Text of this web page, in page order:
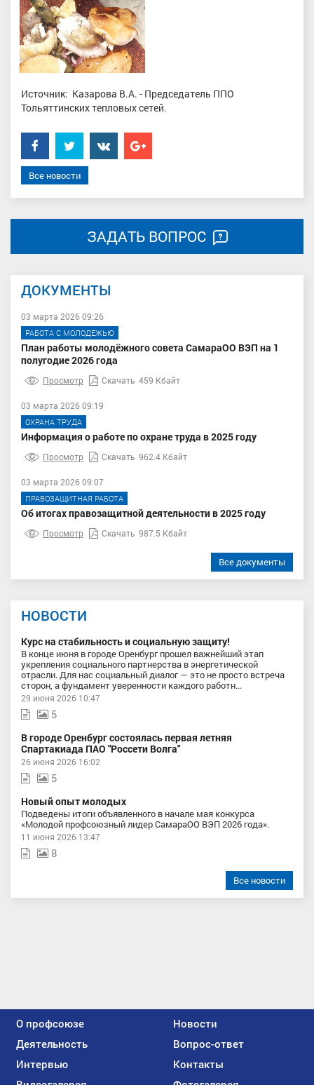
Источник: Казарова В.А. - Председатель ППО
Тольяттинских тепловых сетей.
FacebookTwitter���������
Google+
Все новости
ЗАДАТЬ ВОПРОС
ДОКУМЕНТЫ
03 марта 2026 09:26
РАБОТА С МОЛОДЕЖЬЮ
План работы молодёжного совета СамараОО ВЭП на 1
полугодие 2026 года
Просмотр Скачать 459 Кбайт
03 марта 2026 09:19
ОХРАНА ТРУДА
Информация о работе по охране труда в 2025 году
Просмотр Скачать 962.4 Кбайт
03 марта 2026 09:07
ПРАВОЗАЩИТНАЯ РАБОТА
Об итогах правозащитной деятельности в 2025 году
Просмотр Скачать 987.5 Кбайт
Все документы
НОВОСТИ
Курс на стабильность и социальную защиту!
В конце июня в городе Оренбург прошел важнейший этап
укрепления социального партнерства в энергетической
отрасли. Для нас социальный диалог — это не просто встреча
сторон, а фундамент уверенности каждого работн...
29 июня 2026 10:47
5
В городе Оренбург состоялась первая летняя
Спартакиада ПАО "Россети Волга"
26 июня 2026 16:02
5
Новый опыт молодых
Подведены итоги объявленного в начале мая конкурса
«Молодой профсоюзный лидер СамараОО ВЭП 2026 года».
11 июня 2026 13:47
8
Все новости
О профсоюзе
Новости
Деятельность
Вопрос-ответ
Интервью
Контакты